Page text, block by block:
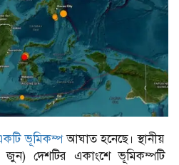
ভূমিকম্পআঘাত হনেছে। স্থানীয়
দেশটির একাংশে ভূমিকম্পটি